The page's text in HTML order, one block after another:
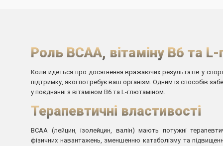
Роль BCAA, вітаміну B6 та
Коли йдеться про досягнення вражаючих результатів у
підтримку, якої потребує ваш організм. Одним із способів
у поєднанні з вітаміном B6 та L-глютаміном.
Терапевтичні властивості
BCAA (лейцин, ізолейцин, валін) мають потужні
фізичних навантажень, зменшенню катаболізму та